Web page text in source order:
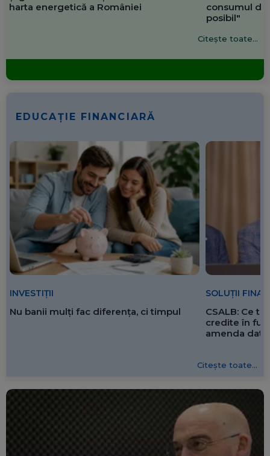
harta energetică a României
consumul de
posibil"
Citește toate...
EDUCAȚIE FINANCIARĂ
INVESTIȚII
Nu banii mulți fac diferența, ci timpul
SOLUȚII
CSALB: Ce
credite în
amenda
Citește toate...